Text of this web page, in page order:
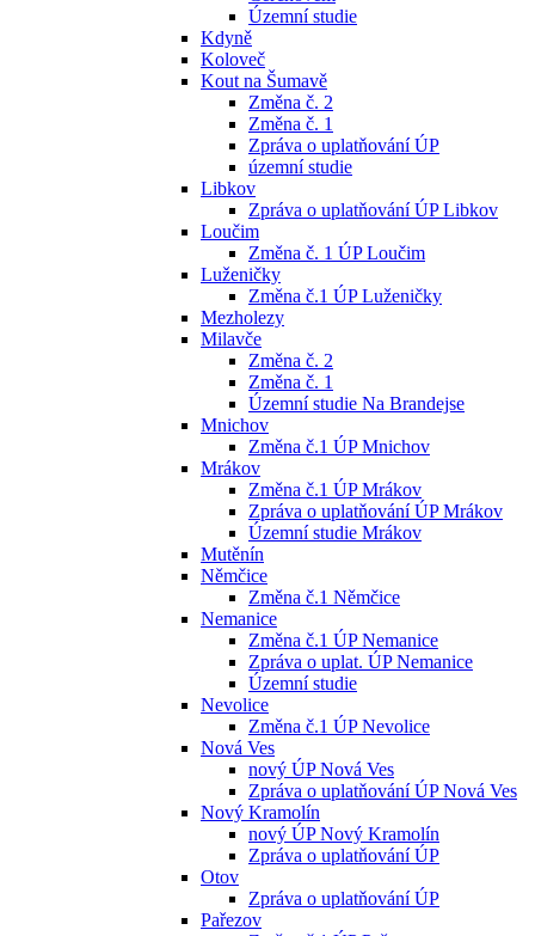
Územní studie
Kdyně
Koloveč
Kout na Šumavě
Změna č. 2
Změna č. 1
Zpráva o uplatňování ÚP
územní studie
Libkov
Zpráva o uplatňování ÚP Libkov
Loučim
Změna č. 1 ÚP Loučim
Luženičky
Změna č.1 ÚP Luženičky
Mezholezy
Milavče
Změna č. 2
Změna č. 1
Územní studie Na Brandejse
Mnichov
Změna č.1 ÚP Mnichov
Mrákov
Změna č.1 ÚP Mrákov
Zpráva o uplatňování ÚP Mrákov
Územní studie Mrákov
Mutěnín
Němčice
Změna č.1 Němčice
Nemanice
Změna č.1 ÚP Nemanice
Zpráva o uplat. ÚP Nemanice
Územní studie
Nevolice
Změna č.1 ÚP Nevolice
Nová Ves
nový ÚP Nová Ves
Zpráva o uplatňování ÚP Nová Ves
Nový Kramolín
nový ÚP Nový Kramolín
Zpráva o uplatňování ÚP
Otov
Zpráva o uplatňování ÚP
Pařezov